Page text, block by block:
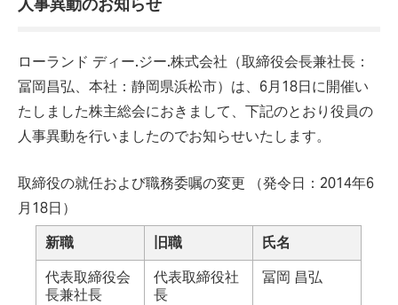
ローランド ディー.ジー.株式会社（取締役会長兼社長：
冨岡昌弘、本社：静岡県浜松市）は、6月18日に開催い
たしました株主総会におきまして、下記のとおり役員の
人事異動を行いましたのでお知らせいたします。
取締役の就任および職務委嘱の変更 （発令日：2014年6
月18日）
新職
旧職
氏名
代表取締役会
長兼社長
代表取締役社
長
冨岡 昌弘